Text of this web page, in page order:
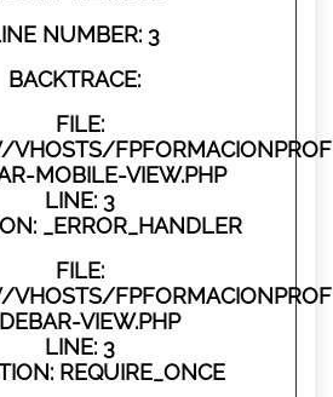
NUMBER: 3
BACKTRACE:
FILE:
MOBILE-VIEW.PHP
LINE: 3
_ERROR_HANDLER
FILE:
VIEW.PHP
LINE: 3
REQUIRE_ONCE